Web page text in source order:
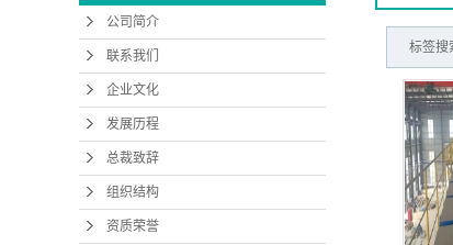
公司简介
联系我们
企业文化
发展历程
总裁致辞
组织结构
资质荣誉
标签搜